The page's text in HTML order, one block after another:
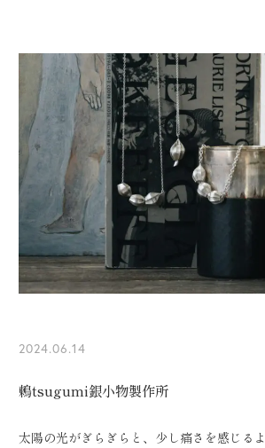
2024.06.14
鶫tsugumi銀小物製作所
太陽の光がぎらぎらと、少し痛さを感じる